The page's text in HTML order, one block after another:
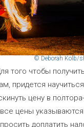
© Deborah Kolb/
того чтобы
придется научиться
цену в
цены указываются
доплатить